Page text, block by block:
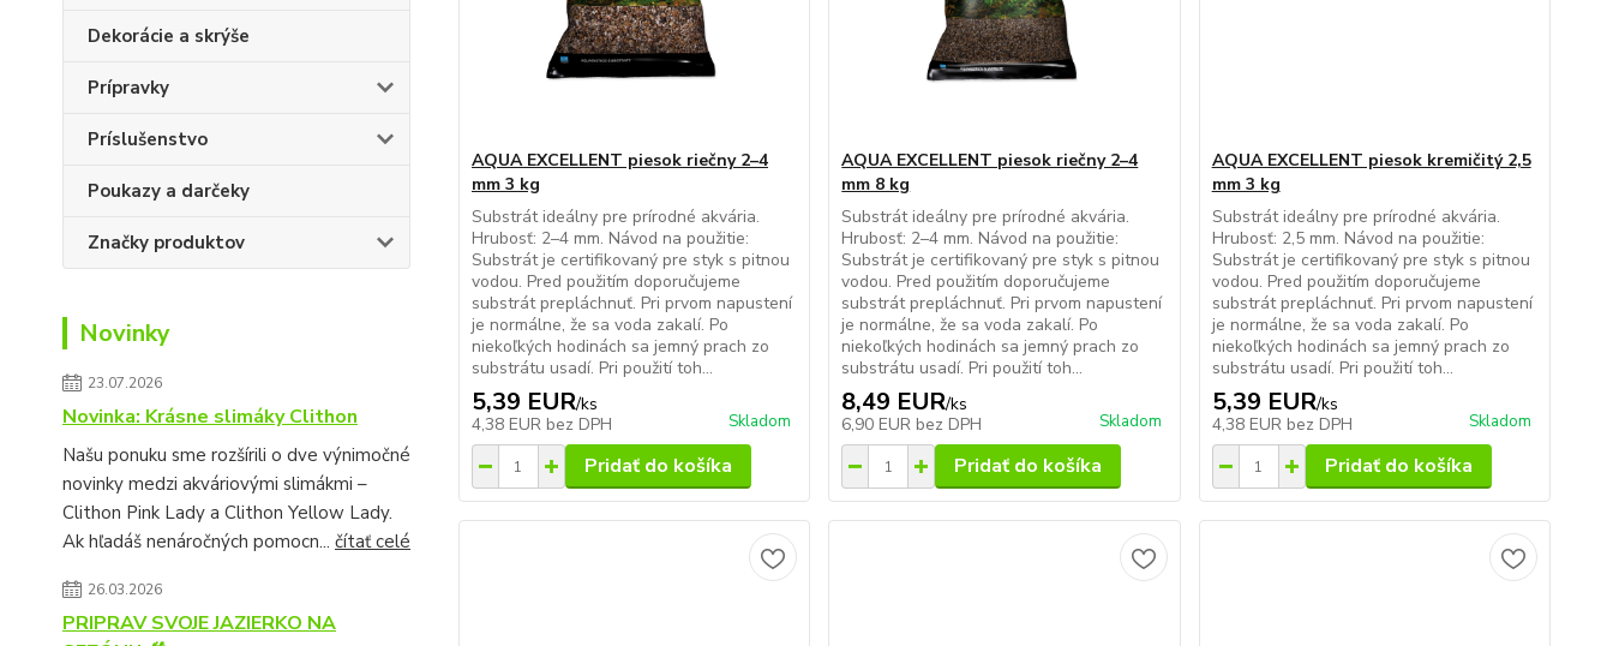
Dekorácie a skrýše
Prípravky
Príslušenstvo
Poukazy a darčeky
Značky produktov
Novinky
23.07.2026
Novinka: Krásne slimáky Clithon
Našu ponuku sme rozšírili o dve výnimočné
novinky medzi akváriovými slimákmi –
Clithon Pink Lady a Clithon Yellow Lady.
Ak hľadáš nenáročných pomocn... čítať celé
26.03.2026
PRIPRAV SVOJE JAZIERKO NA
AQUA EXCELLENT piesok riečny 2–4
mm 3 kg
Substrát ideálny pre prírodné akvária.
Hrubosť: 2–4 mm. Návod na použitie:
Substrát je certifikovaný pre styk s pitnou
vodou. Pred použitím doporučujeme
substrát prepláchnuť. Pri prvom napustení
je normálne, že sa voda zakalí. Po
niekoľkých hodinách sa jemný prach zo
substrátu usadí. Pri použití toh...
5,39 EUR/ks
4,38 EUR bez DPH Skladom
Pridať do košíka
AQUA EXCELLENT piesok riečny 2–4
mm 8 kg
Substrát ideálny pre prírodné akvária.
Hrubosť: 2–4 mm. Návod na použitie:
Substrát je certifikovaný pre styk s pitnou
vodou. Pred použitím doporučujeme
substrát prepláchnuť. Pri prvom napustení
je normálne, že sa voda zakalí. Po
niekoľkých hodinách sa jemný prach zo
substrátu usadí. Pri použití toh...
8,49 EUR/ks
6,90 EUR bez DPH Skladom
Pridať do košíka
AQUA EXCELLENT piesok kremičitý 2,5
mm 3 kg
Substrát ideálny pre prírodné akvária.
Hrubosť: 2,5 mm. Návod na použitie:
Substrát je certifikovaný pre styk s pitnou
vodou. Pred použitím doporučujeme
substrát prepláchnuť. Pri prvom napustení
je normálne, že sa voda zakalí. Po
niekoľkých hodinách sa jemný prach zo
substrátu usadí. Pri použití toh...
5,39 EUR/ks
4,38 EUR bez DPH Skladom
Pridať do košíka